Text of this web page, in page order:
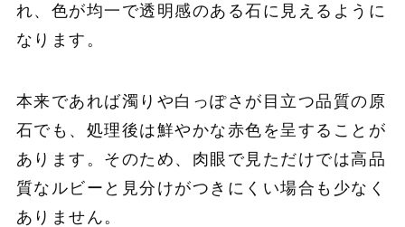
れ、色が均一で透明感のある石に見えるように
なります。
本来であれば濁りや白っぽさが目立つ品質の原
石でも、処理後は鮮やかな赤色を呈することが
あります。そのため、肉眼で見ただけでは高品
質なルビーと見分けがつきにくい場合も少なく
ありません。